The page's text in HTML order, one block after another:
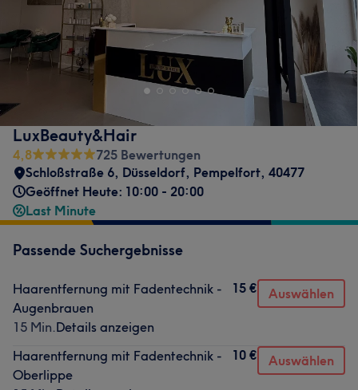
LuxBeauty&Hair
4,8
725 Bewertungen
Schloßstraße 6, Düsseldorf, Pempelfort, 40477
Geöffnet Heute: 10:00 - 20:00
Last Minute
Passende Suchergebnisse
Haarentfernung mit Fadentechnik -
Augenbrauen
15 Min.Details anzeigen
15 € Auswählen
Haarentfernung mit Fadentechnik -
Oberlippe
10 € Auswählen